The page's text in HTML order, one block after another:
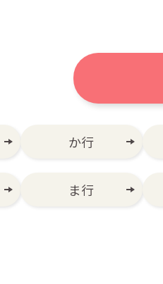
か行
ま行